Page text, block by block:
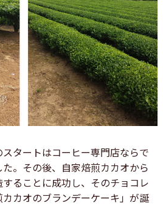
タートはコーヒー専門店ならで
。その後、自家焙煎カカオから
ることに成功し、そのチョコレ
カオのブランデーケーキ」が誕